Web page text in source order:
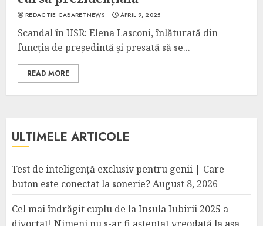
REDACTIE CABARETNEWS APRIL 9, 2025
Scandal în USR: Elena Lasconi, înlăturată din
funcția de președintă și presată să se...
READ MORE
ULTIMELE ARTICOLE
Test de inteligență exclusiv pentru genii | Care
buton este conectat la sonerie?August 8, 2026
Cel mai îndrăgit cuplu de la Insula Iubirii 2025 a